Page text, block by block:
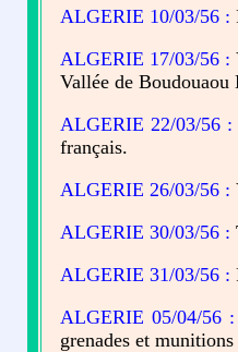
ALGERIE 10/03/56 :
ALGERIE 17/03/56 :
Vallée de Boudouaou
ALGERIE 22/03/56 :
français.
ALGERIE 26/03/56 :
ALGERIE 30/03/56 :
ALGERIE 31/03/56 :
ALGERIE 05/04/56 :
grenades et